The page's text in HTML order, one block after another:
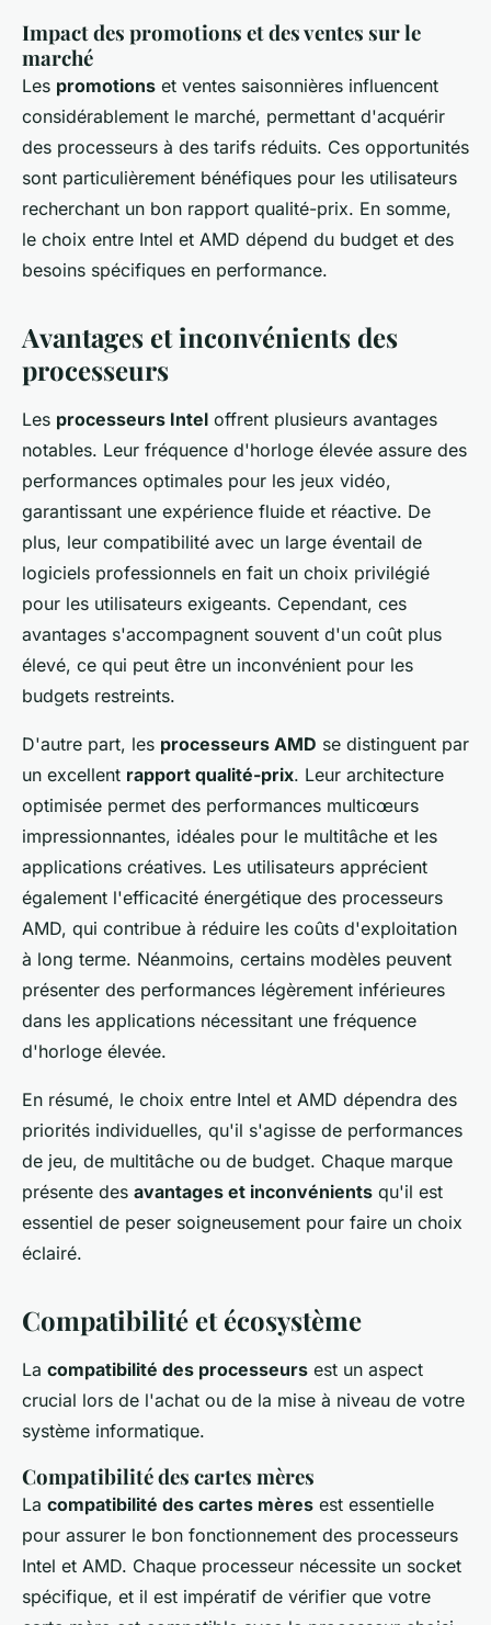
Impact des promotions et des ventes sur le
marché
Les promotions et ventes saisonnières influencent
considérablement le marché, permettant d'acquérir
des processeurs à des tarifs réduits. Ces opportunités
sont particulièrement bénéfiques pour les utilisateurs
recherchant un bon rapport qualité-prix. En somme,
le choix entre Intel et AMD dépend du budget et des
besoins spécifiques en performance.
Avantages et inconvénients des
processeurs
Les processeurs Intel offrent plusieurs avantages
notables. Leur fréquence d'horloge élevée assure des
performances optimales pour les jeux vidéo,
garantissant une expérience fluide et réactive. De
plus, leur compatibilité avec un large éventail de
logiciels professionnels en fait un choix privilégié
pour les utilisateurs exigeants. Cependant, ces
avantages s'accompagnent souvent d'un coût plus
élevé, ce qui peut être un inconvénient pour les
budgets restreints.
D'autre part, les processeurs AMD se distinguent par
un excellent rapport qualité-prix. Leur architecture
optimisée permet des performances multicœurs
impressionnantes, idéales pour le multitâche et les
applications créatives. Les utilisateurs apprécient
également l'efficacité énergétique des processeurs
AMD, qui contribue à réduire les coûts d'exploitation
à long terme. Néanmoins, certains modèles peuvent
présenter des performances légèrement inférieures
dans les applications nécessitant une fréquence
d'horloge élevée.
En résumé, le choix entre Intel et AMD dépendra des
priorités individuelles, qu'il s'agisse de performances
de jeu, de multitâche ou de budget. Chaque marque
présente des avantages et inconvénients qu'il est
essentiel de peser soigneusement pour faire un choix
éclairé.
Compatibilité et écosystème
La compatibilité des processeurs est un aspect
crucial lors de l'achat ou de la mise à niveau de votre
système informatique.
Compatibilité des cartes mères
La compatibilité des cartes mères est essentielle
pour assurer le bon fonctionnement des processeurs
Intel et AMD. Chaque processeur nécessite un socket
spécifique, et il est impératif de vérifier que votre